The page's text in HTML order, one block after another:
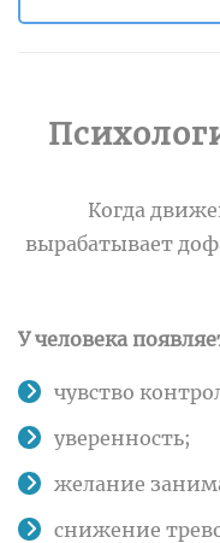
Когда
вырабатывает
У человека
чувство
уверенность;
желание
снижение